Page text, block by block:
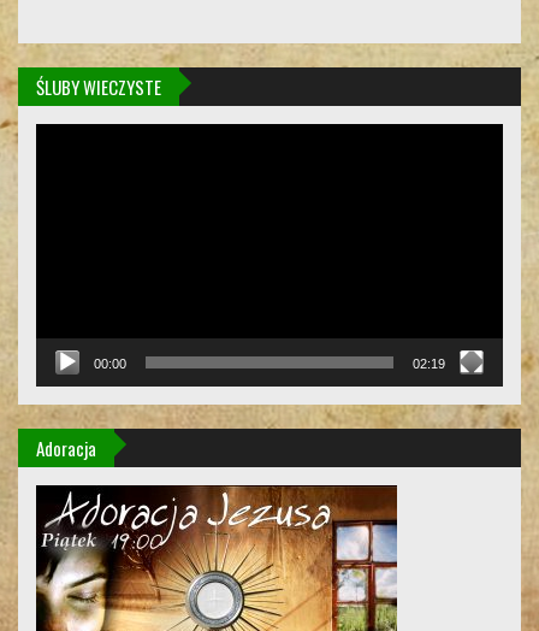
ŚLUBY WIECZYSTE
00:00 02:19
Adoracja